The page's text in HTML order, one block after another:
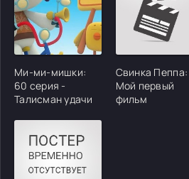
Ми-ми-мишки:
60 серия -
Талисман удачи
Свинка Пеппа:
Мой первый
фильм